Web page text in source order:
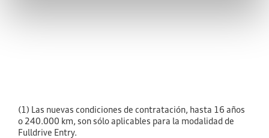
(1) Las nuevas condiciones de contratación, hasta 16 años
o 240.000 km, son sólo aplicables para la modalidad de
Fulldrive Entry.